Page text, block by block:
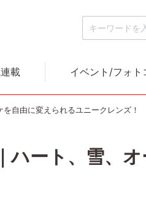
載 イベント/フォト
自由に変えられるユニークレンズ！
ート、雪、